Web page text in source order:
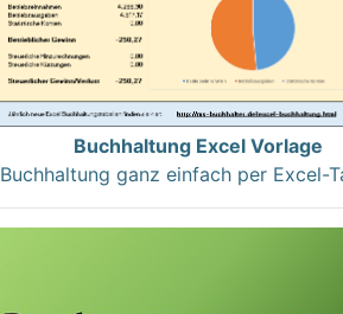
Buchhaltung Excel Vorlage
Buchhaltung ganz einfach per Excel-